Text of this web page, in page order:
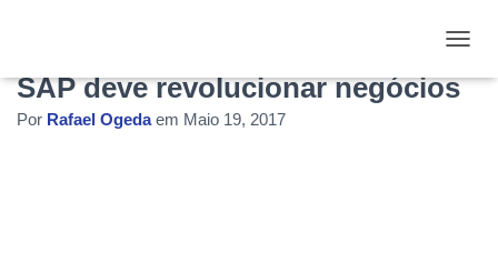
SAP deve revolucionar negócios
Por Rafael Ogedaem Maio 19, 2017